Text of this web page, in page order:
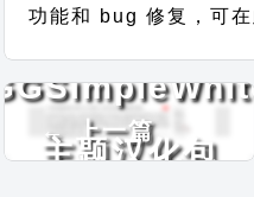
功能和 bug 修复，可在
← 上一篇
主题汉化包